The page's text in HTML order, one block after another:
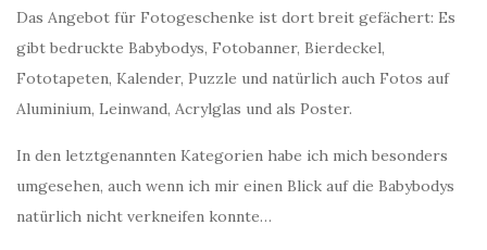
Das Angebot für Fotogeschenke ist dort breit gefächert: Es
gibt bedruckte Babybodys, Fotobanner, Bierdeckel,
Fototapeten, Kalender, Puzzle und natürlich auch Fotos auf
Aluminium, Leinwand, Acrylglas und als Poster.
In den letztgenannten Kategorien habe ich mich besonders
umgesehen, auch wenn ich mir einen Blick auf die Babybodys
natürlich nicht verkneifen konnte…